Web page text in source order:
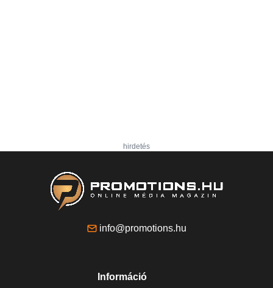
hirdetés
info@promotions.hu
Információ